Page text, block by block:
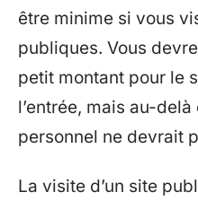
être minime si vous
publiques. Vous
petit montant pour le
l’entrée, mais au-
personnel ne devrait
La visite d’un site